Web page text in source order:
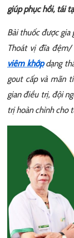
giúp phục hồi, tái
Bài thuốc được
Thoát vị đĩa
viêm khớpdạng
gout cấp và mãn
gian điều trị, đội
trị hoàn chỉnh cho